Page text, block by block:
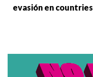
evasión en countries